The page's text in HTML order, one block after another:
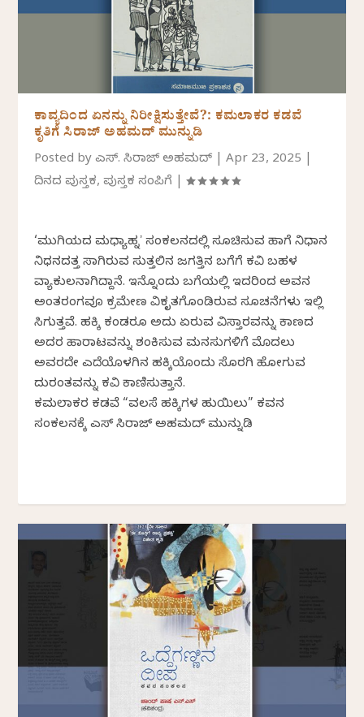
ಕಾವ್ಯದಿಂದ ಏನನ್ನು ನಿರೀಕ್ಷಿಸುತ್ತೇವೆ?: ಕಮಲಾಕರ ಕಡವೆ
ಕೃತಿಗೆ ಸಿರಾಜ್‌ ಅಹಮದ್‌ ಮುನ್ನುಡಿ
Posted byಎಸ್. ಸಿರಾಜ್ ಅಹಮದ್ |Apr 23, 2025
ದಿನದ ಪುಸ್ತಕ,ಪುಸ್ತಕ ಸಂಪಿಗೆ |
‘ಮುಗಿಯದ ಮಧ್ಯಾಹ್ನʼ ಸಂಕಲನದಲ್ಲಿ ಸೂಚಿಸುವ ಹಾಗೆ ನಿಧಾನ
ನಿಧನದತ್ತ ಸಾಗಿರುವ ಸುತ್ತಲಿನ ಜಗತ್ತಿನ ಬಗೆಗೆ ಕವಿ ಬಹಳ
ವ್ಯಾಕುಲನಾಗಿದ್ದಾನೆ. ಇನ್ನೊಂದು ಬಗೆಯಲ್ಲಿ ಇದರಿಂದ ಅವನ
ಅಂತರಂಗವೂ ಕ್ರಮೇಣ ವಿಕೃತಗೊಂಡಿರುವ ಸೂಚನೆಗಳು ಇಲ್ಲಿ
ಸಿಗುತ್ತವೆ. ಹಕ್ಕಿ ಕಂಡರೂ ಅದು ಏರುವ ವಿಸ್ತಾರವನ್ನು ಕಾಣದ
ಅದರ ಹಾರಾಟವನ್ನು ಶಂಕಿಸುವ ಮನಸುಗಳಿಗೆ ಮೊದಲು
ಅವರದೇ ಎದೆಯೊಳಗಿನ ಹಕ್ಕಿಯೊಂದು ಸೊರಗಿ ಹೋಗುವ
ದುರಂತವನ್ನು ಕವಿ ಕಾಣಿಸುತ್ತಾನೆ.
ಕಮಲಾಕರ ಕಡವೆ “ವಲಸೆ ಹಕ್ಕಿಗಳ ಹುಯಿಲು” ಕವನ
ಸಂಕಲನಕ್ಕೆ ‌ಎಸ್ ಸಿರಾಜ್‌ ಅಹಮದ್‌ ಮುನ್ನುಡಿ